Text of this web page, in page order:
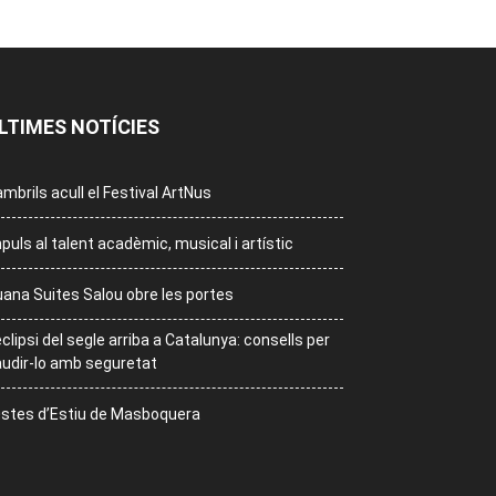
NOTÍCIES
acull el Festival ArtNus
al talent acadèmic, musical i artístic
Suites Salou obre les portes
del segle arriba a Catalunya: consells per
lo amb seguretat
d’Estiu de Masboquera